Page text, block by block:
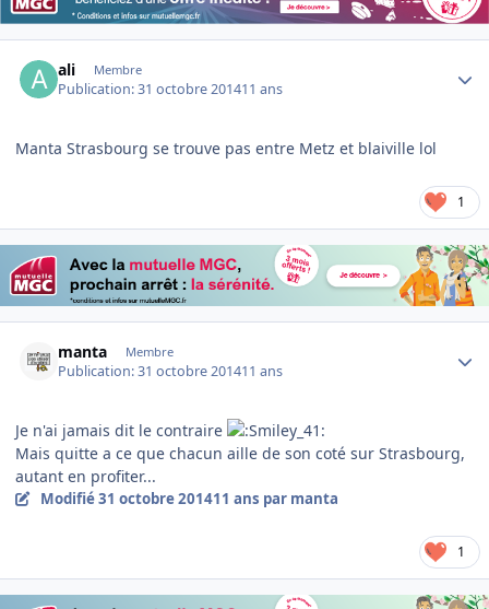
ali Membre
Publication:31 octobre 201411 ans
Manta Strasbourg se trouve pas entre Metz et blaiville lol
1
manta Membre
Publication:31 octobre 201411 ans
Je n'ai jamais dit le contraire
Mais quitte a ce que chacun aille de son coté sur Strasbourg,
autant en profiter...
Modifié31 octobre 201411 ans par manta
1